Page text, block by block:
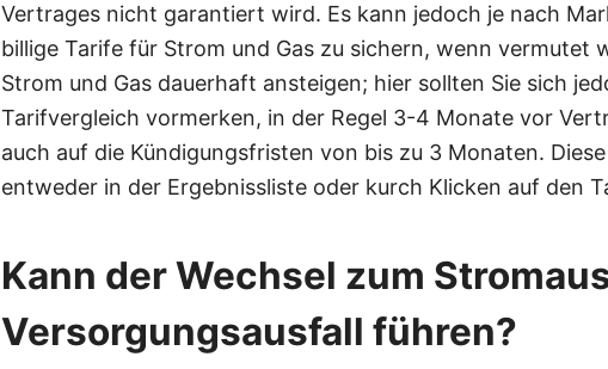
Vertrages nicht garantiert wird. Es kann jedoch je nach
billige Tarife für Strom und Gas zu sichern, wenn vermutet
Strom und Gas dauerhaft ansteigen; hier sollten Sie sich
Tarifvergleich vormerken, in der Regel 3-4 Monate vor
auch auf die Kündigungsfristen von bis zu 3 Monaten.
entweder in der Ergebnissliste oder kurch Klicken auf den
Kann der Wechsel zum
Versorgungsausfall führen?